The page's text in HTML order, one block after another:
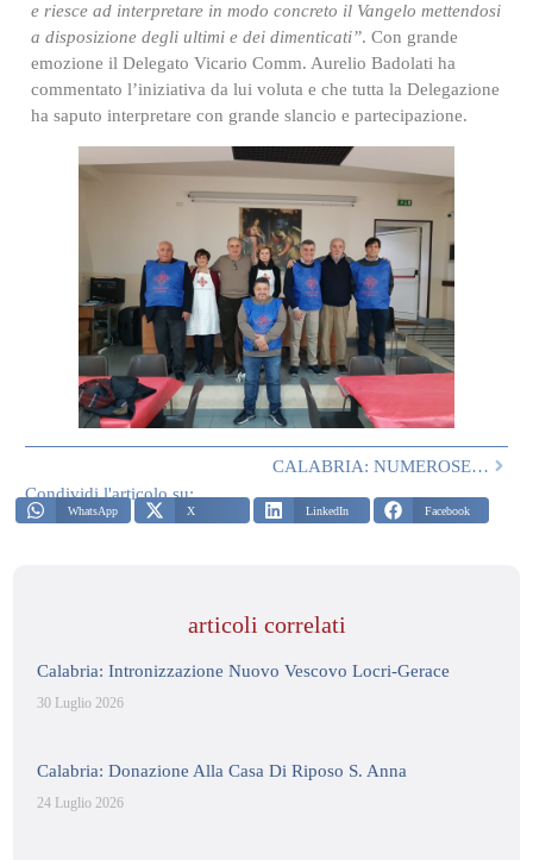
e riesce ad interpretare in modo concreto il Vangelo mettendosi
a disposizione degli ultimi e dei dimenticati”. Con grande
emozione il Delegato Vicario Comm. Aurelio Badolati ha
commentato l’iniziativa da lui voluta e che tutta la Delegazione
ha saputo interpretare con grande slancio e partecipazione.
CALABRIA: NUMEROSE DONAZIONI NEL TERRITORIO CALABRESE
Condividi l'articolo su:
WhatsApp X LinkedIn Facebook
articoli correlati
Calabria: Intronizzazione Nuovo Vescovo Locri-Gerace
30 Luglio 2026
Calabria: Donazione Alla Casa Di Riposo S. Anna
24 Luglio 2026